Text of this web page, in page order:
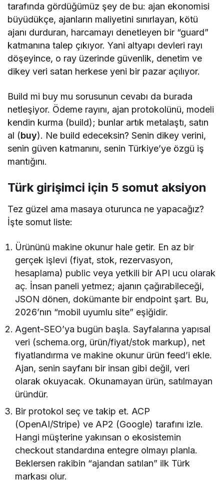
tarafında gördüğümüz şey de bu: ajan ekonomisi
büyüdükçe, ajanların maliyetini sınırlayan, kötü
ajanı durduran, harcamayı denetleyen bir “guard”
katmanına talep çıkıyor. Yani altyapı devleri rayı
döşeyince, o ray üzerinde güvenlik, denetim ve
dikey veri satan herkese yeni bir pazar açılıyor.
Build mi buy mu sorusunun cevabı da burada
netleşiyor. Ödeme rayını, ajan protokolünü, modeli
kendin kurma (build); bunlar artık metalaştı, satın
al (buy). Ne build edeceksin? Senin dikey verini,
senin güven katmanını, senin Türkiye’ye özgü iş
mantığını.
Türk girişimci için 5 somut aksiyon
Tez güzel ama masaya oturunca ne yapacağız?
İşte somut liste:
Ürününü makine okunur hale getir. En az bir
gerçek işlevi (fiyat, stok, rezervasyon,
hesaplama) public veya yetkili bir API ucu olarak
aç. İnsan paneli yetmez; ajanın çağırabileceği,
JSON dönen, dokümante bir endpoint şart. Bu,
2026’nın “mobil uyumlu site” eşiğidir.
Agent-SEO’ya bugün başla. Sayfalarına yapısal
veri (schema.org, ürün/fiyat/stok markup), net
fiyatlandırma ve makine okunur ürün feed’i ekle.
Ajan, senin sayfanı bir insan gibi değil, veri
olarak okuyacak. Okunamayan ürün, satılmayan
üründür.
Bir protokol seç ve takip et. ACP
(OpenAI/Stripe) ve AP2 (Google) tarafını izle.
Hangi müşterine yakınsan o ekosistemin
checkout standardına entegre olmayı planla.
Beklersen rakibin “ajandan satılan” ilk Türk
markası olur.